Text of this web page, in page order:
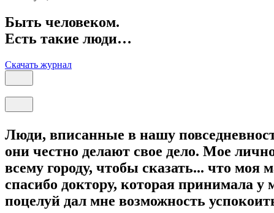
Быть человеком.
Есть такие люди…
Скачать журнал
Люди, вписанные в нашу
они честно делают свое дело. Мое
всему городу, чтобы сказать... что
спасибо доктору, которая принимала
поцелуй дал мне возможность